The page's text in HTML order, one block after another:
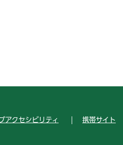
アクセシビリティ 携帯サイト